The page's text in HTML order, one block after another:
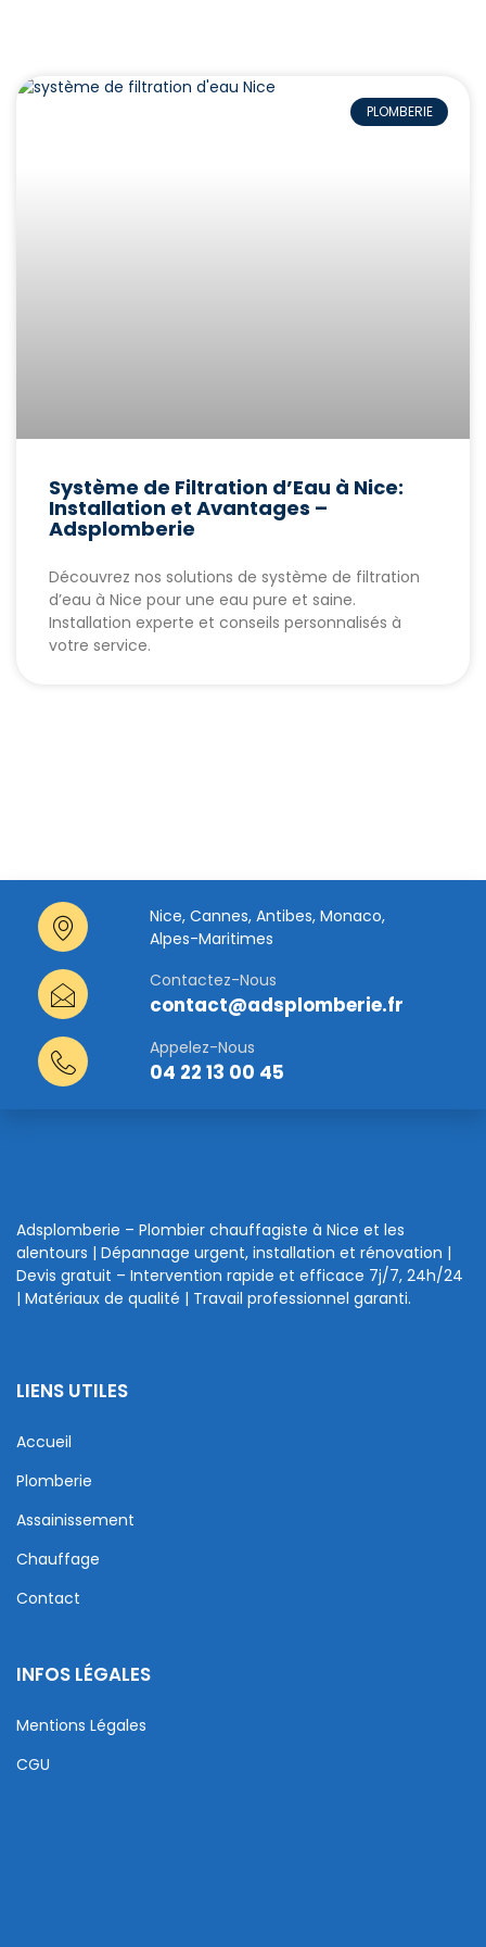
PLOMBERIE
Système de Filtration d’Eau à Nice:
Installation et Avantages –
Adsplomberie
Découvrez nos solutions de système de filtration
d’eau à Nice pour une eau pure et saine.
Installation experte et conseils personnalisés à
votre service.
Nice, Cannes, Antibes, Monaco,
Alpes-Maritimes
Contactez-Nous
contact@adsplomberie.fr
Appelez-Nous
04 22 13 00 45
Adsplomberie – Plombier chauffagiste à Nice et les
alentours | Dépannage urgent, installation et rénovation |
Devis gratuit – Intervention rapide et efficace 7j/7, 24h/24
| Matériaux de qualité | Travail professionnel garanti.
LIENS UTILES
Accueil
Plomberie
Assainissement
Chauffage
Contact
INFOS LÉGALES
Mentions Légales
CGU